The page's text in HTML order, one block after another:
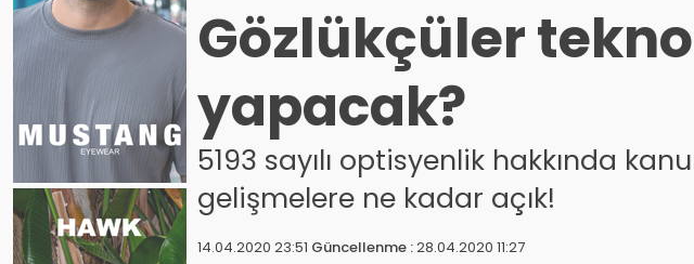
Gözlükçüler
yapacak?
5193 sayılı optisyenlik hakkında
gelişmelere ne kadar açık!
14.04.2020 23:51 Güncellenme :28.04.2020 11:27